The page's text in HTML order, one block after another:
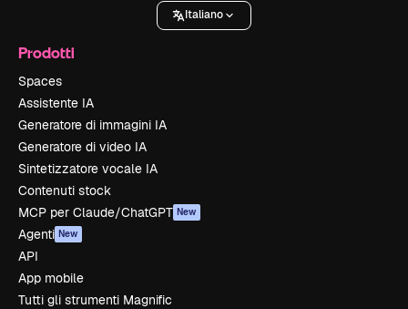
Italiano
Prodotti
Spaces
Assistente IA
Generatore di immagini IA
Generatore di video IA
Sintetizzatore vocale IA
Contenuti stock
MCP per Claude/ChatGPT New
Agenti New
API
App mobile
Tutti gli strumenti Magnific